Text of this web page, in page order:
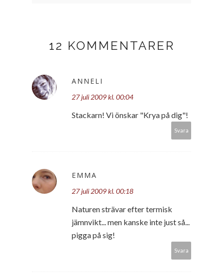
12 KOMMENTARER
ANNELI
27 juli 2009 kl. 00:04
Stackarn! Vi önskar "Krya på dig"!
Svara
EMMA
27 juli 2009 kl. 00:18
Naturen strävar efter termisk
jämnvikt... men kanske inte just så...
pigga på sig!
Svara